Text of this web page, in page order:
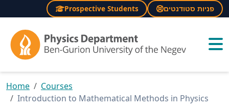
Prospective Students פניות סטודנטים
×
Home
Courses
Introduction to Mathematical Methods in Physics